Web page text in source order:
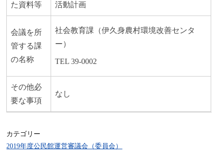
た資料等
活動計画
会議を所
管する課
の名称
社会教育課（伊久身農村環境改善センタ
ー）
TEL 39-0002
その他必
要な事項
なし
カテゴリー
2019年度公民館運営審議会（委員会）